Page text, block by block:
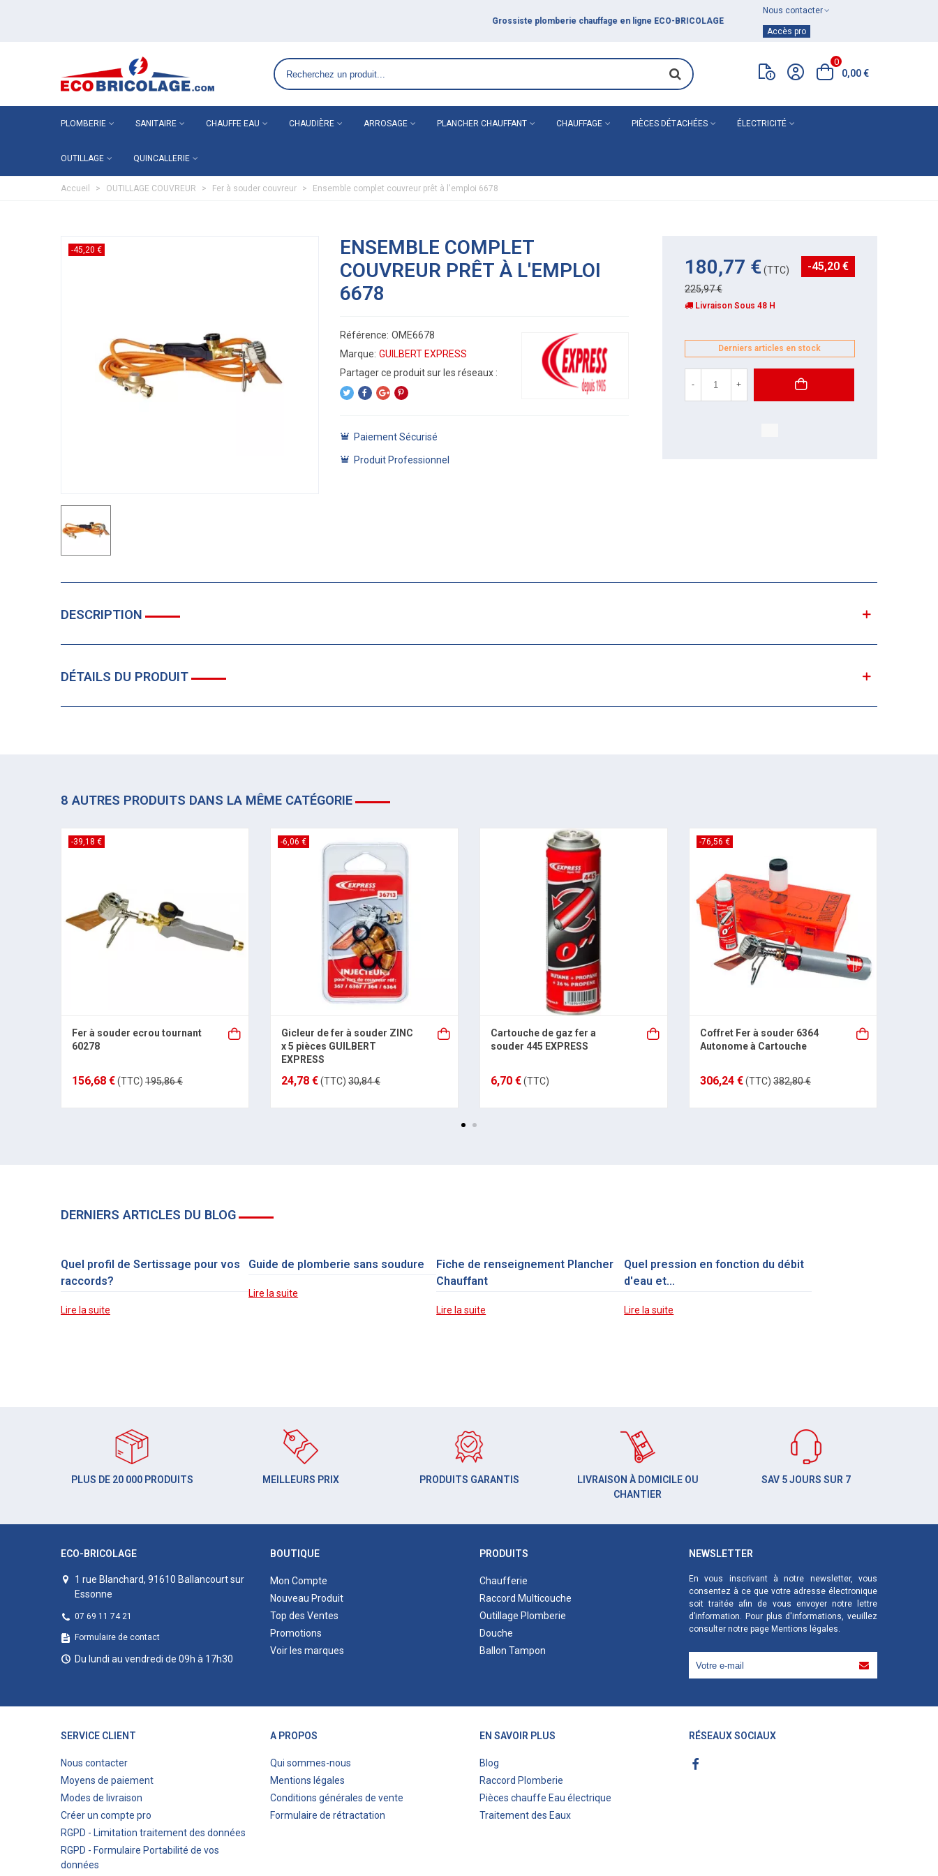
Nous contacter
Accès pro
0
0,00 €
PLOMBERIE SANITAIRE CHAUFFE EAU CHAUDIÈRE ARROSAGE PLANCHER CHAUFFANT CHAUFFAGE PIÈCES DÉTACHÉES ÉLECTRICITÉ
OUTILLAGE QUINCALLERIE
Accueil > OUTILLAGE COUVREUR > Fer à souder couvreur > Ensemble complet couvreur prêt à l'emploi 6678
-45,20 €
ENSEMBLE COMPLET
COUVREUR PRÊT À L'EMPLOI
6678
Référence: OME6678
Marque: GUILBERT EXPRESS
Paiement Sécurisé
Produit Professionnel
180,77 €(TTC)
225,97 €
-45,20 €
Livraison Sous 48 H
Derniers articles en stock
- +
DESCRIPTION
DÉTAILS DU PRODUIT
8 AUTRES PRODUITS DANS LA MÊME CATÉGORIE
-39,18 €
Fer à souder ecrou tournant
60278
156,68 €(TTC) 195,86 €
-6,06 €
Gicleur de fer à souder ZINC
x 5 pièces GUILBERT
EXPRESS
24,78 €(TTC) 30,84 €
Cartouche de gaz fer a
souder 445 EXPRESS
6,70 €(TTC)
-76,56 €
Coffret Fer à souder 6364
Autonome à Cartouche
306,24 €(TTC) 382,80 €
DERNIERS ARTICLES DU BLOG
Quel profil de Sertissage pour vos
raccords?
Lire la suite
Guide de plomberie sans soudure
Lire la suite
Fiche de renseignement Plancher
Chauffant
Lire la suite
Quel pression en fonction du débit
d'eau et...
Lire la suite
PLUS DE 20 000 PRODUITS MEILLEURS PRIX PRODUITS GARANTIS
LIVRAISON À DOMICILE OU
CHANTIER
SAV 5 JOURS SUR 7
ECO-BRICOLAGE
1 rue Blanchard, 91610 Ballancourt sur
Essonne
07 69 11 74 21
Formulaire de contact
Du lundi au vendredi de 09h à 17h30
BOUTIQUE
Mon Compte
Nouveau Produit
Top des Ventes
Promotions
Voir les marques
PRODUITS
Chaufferie
Raccord Multicouche
Outillage Plomberie
Douche
Ballon Tampon
NEWSLETTER
En vous inscrivant à notre newsletter, vous
consentez à ce que votre adresse électronique
soit traitée afin de vous envoyer notre lettre
d’information. Pour plus d'informations, veuillez
consulter notre page Mentions légales.
SERVICE CLIENT
Nous contacter
Moyens de paiement
Modes de livraison
Créer un compte pro
RGPD - Limitation traitement des données
RGPD - Formulaire Portabilité de vos
données
A PROPOS
Qui sommes-nous
Mentions légales
Conditions générales de vente
Formulaire de rétractation
EN SAVOIR PLUS
Blog
Raccord Plomberie
Pièces chauffe Eau électrique
Traitement des Eaux
RÉSEAUX SOCIAUX